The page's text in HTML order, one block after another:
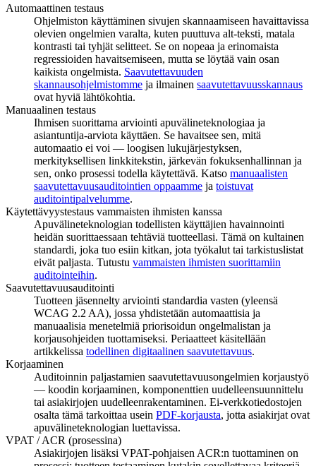
Automaattinen testaus
Ohjelmiston käyttäminen sivujen skannaamiseen havaittavissa
olevien ongelmien varalta, kuten puuttuva alt-teksti, matala
kontrasti tai tyhjät selitteet. Se on nopeaa ja erinomaista
regressioiden havaitsemiseen, mutta se löytää vain osan
kaikista ongelmista. Saavutettavuuden
skannausohjelmistomme ja ilmainen saavutettavuusskannaus
ovat hyviä lähtökohtia.
Manuaalinen testaus
Ihmisen suorittama arviointi apuvälineteknologiaa ja
asiantuntija-arviota käyttäen. Se havaitsee sen, mitä
automaatio ei voi — loogisen lukujärjestyksen,
merkityksellisen linkkitekstin, järkevän fokuksenhallinnan ja
sen, onko prosessi todella käytettävä. Katso manuaalisten
saavutettavuusauditointien oppaamme ja toistuvat
auditointipalvelumme.
Käytettävyystestaus vammaisten ihmisten kanssa
Apuvälineteknologian todellisten käyttäjien havainnointi
heidän suorittaessaan tehtäviä tuotteellasi. Tämä on kultainen
standardi, joka tuo esiin kitkan, jota työkalut tai tarkistuslistat
eivät paljasta. Tutustu vammaisten ihmisten suorittamiin
auditointeihin.
Saavutettavuusauditointi
Tuotteen jäsennelty arviointi standardia vasten (yleensä
WCAG 2.2 AA), jossa yhdistetään automaattisia ja
manuaalisia menetelmiä priorisoidun ongelmalistan ja
korjausohjeiden tuottamiseksi. Periaatteet käsitellään
artikkelissa todellinen digitaalinen saavutettavuus.
Korjaaminen
Auditoinnin paljastamien saavutettavuusongelmien korjaustyö
— koodin korjaaminen, komponenttien uudelleensuunnittelu
tai asiakirjojen uudelleenrakentaminen. Ei-verkkotiedostojen
osalta tämä tarkoittaa usein PDF-korjausta, jotta asiakirjat ovat
apuvälineteknologian luettavissa.
VPAT / ACR (prosessina)
Asiakirjojen lisäksi VPAT-pohjaisen ACR:n tuottaminen on